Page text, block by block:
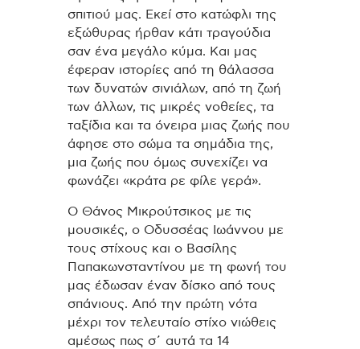
σπιτιού μας. Εκεί στο κατώφλι της
εξώθυρας ήρθαν κάτι τραγούδια
σαν ένα μεγάλο κύμα. Και μας
έφεραν ιστορίες από τη θάλασσα
των δυνατών σινιάλων, από τη ζωή
των άλλων, τις μικρές νοθείες, τα
ταξίδια και τα όνειρα μιας ζωής που
άφησε στο σώμα τα σημάδια της,
μια ζωής που όμως συνεχίζει να
φωνάζει «κράτα ρε φίλε γερά».
Ο Θάνος Μικρούτσικος με τις
μουσικές, ο Οδυσσέας Ιωάννου με
τους στίχους και ο Βασίλης
Παπακωνσταντίνου με τη φωνή του
μας έδωσαν έναν δίσκο από τους
σπάνιους. Από την πρώτη νότα
μέχρι τον τελευταίο στίχο νιώθεις
αμέσως πως σ΄ αυτά τα 14